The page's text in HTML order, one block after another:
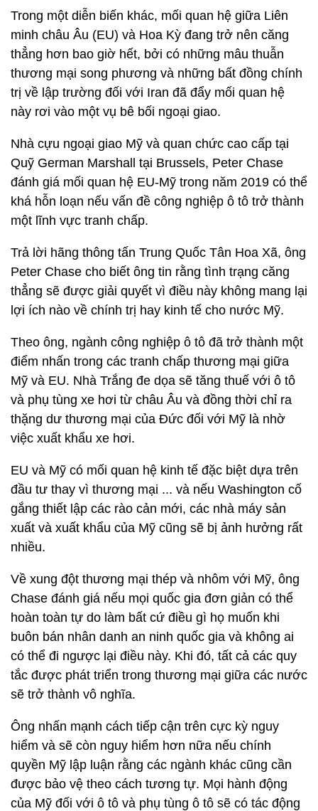
Trong một diễn biến khác, mối quan hệ giữa Liên
minh châu Âu (EU) và Hoa Kỳ đang trở nên căng
thẳng hơn bao giờ hết, bởi có những mâu thuẫn
thương mại song phương và những bất đồng chính
trị về lập trường đối với Iran đã đẩy mối quan hệ
này rơi vào một vụ bê bối ngoại giao.
Nhà cựu ngoại giao Mỹ và quan chức cao cấp tại
Quỹ German Marshall tại Brussels, Peter Chase
đánh giá mối quan hệ EU-Mỹ trong năm 2019 có thể
khá hỗn loạn nếu vấn đề công nghiệp ô tô trở thành
một lĩnh vực tranh chấp.
Trả lời hãng thông tấn Trung Quốc Tân Hoa Xã, ông
Peter Chase cho biết ông tin rằng tình trạng căng
thẳng sẽ được giải quyết vì điều này không mang lại
lợi ích nào về chính trị hay kinh tế cho nước Mỹ.
Theo ông, ngành công nghiệp ô tô đã trở thành một
điểm nhấn trong các tranh chấp thương mại giữa
Mỹ và EU. Nhà Trắng đe dọa sẽ tăng thuế với ô tô
và phụ tùng xe hơi từ châu Âu và đồng thời chỉ ra
thặng dư thương mại của Đức đối với Mỹ là nhờ
việc xuất khẩu xe hơi.
EU và Mỹ có mối quan hệ kinh tế đặc biệt dựa trên
đầu tư thay vì thương mại ... và nếu Washington cố
gắng thiết lập các rào cản mới, các nhà máy sản
xuất và xuất khẩu của Mỹ cũng sẽ bị ảnh hưởng rất
nhiều.
Về xung đột thương mại thép và nhôm với Mỹ, ông
Chase đánh giá nếu mọi quốc gia đơn giản có thể
hoàn toàn tự do làm bất cứ điều gì họ muốn khi
buôn bán nhân danh an ninh quốc gia và không ai
có thể đi ngược lại điều này. Khi đó, tất cả các quy
tắc được phát triển trong thương mại giữa các nước
sẽ trở thành vô nghĩa.
Ông nhấn mạnh cách tiếp cận trên cực kỳ nguy
hiểm và sẽ còn nguy hiểm hơn nữa nếu chính
quyền Mỹ lập luận rằng các ngành khác cũng cần
được bảo vệ theo cách tương tự. Mọi hành động
của Mỹ đối với ô tô và phụ tùng ô tô sẽ có tác động